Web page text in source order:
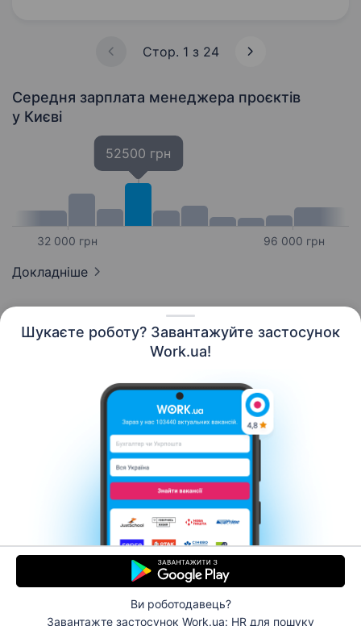
Шукаєте роботу? Завантажуйте застосунок
Work.ua!
Ви роботодавець?
Завантажте застосунок Work.ua: HR для пошуку
Стор. 1 з 24
Середня зарплата менеджера проєктів
у Києві
32 000 грн
52500 грн
96 000 грн
Докладніше
Контакти Про нас
Кар’єра
Допомога Умови використання
© 2006–2026 Work.ua. Сервіс пошуку роботи №1 в